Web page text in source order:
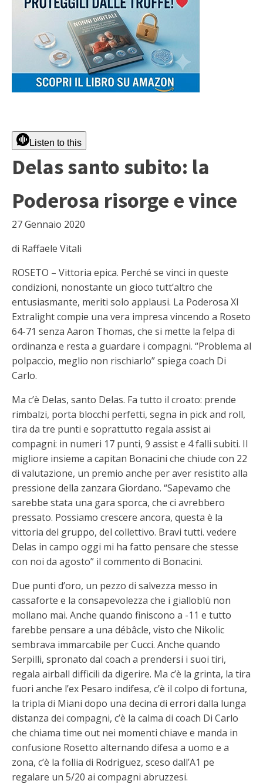
Listen to this
Delas santo subito: la
Poderosa risorge e vince
27 Gennaio 2020
di Raffaele Vitali
ROSETO – Vittoria epica. Perché se vinci in queste
condizioni, nonostante un gioco tutt’altro che
entusiasmante, meriti solo applausi. La Poderosa Xl
Extralight compie una vera impresa vincendo a Roseto
64-71 senza Aaron Thomas, che si mette la felpa di
ordinanza e resta a guardare i compagni. “Problema al
polpaccio, meglio non rischiarlo” spiega coach Di
Carlo.
Ma c’è Delas, santo Delas. Fa tutto il croato: prende
rimbalzi, porta blocchi perfetti, segna in pick and roll,
tira da tre punti e soprattutto regala assist ai
compagni: in numeri 17 punti, 9 assist e 4 falli subiti. Il
migliore insieme a capitan Bonacini che chiude con 22
di valutazione, un premio anche per aver resistito alla
pressione della zanzara Giordano. “Sapevamo che
sarebbe stata una gara sporca, che ci avrebbero
pressato. Possiamo crescere ancora, questa è la
vittoria del gruppo, del collettivo. Bravi tutti. vedere
Delas in campo oggi mi ha fatto pensare che stesse
con noi da agosto” il commento di Bonacini.
Due punti d’oro, un pezzo di salvezza messo in
cassaforte e la consapevolezza che i gialloblù non
mollano mai. Anche quando finiscono a -11 e tutto
farebbe pensare a una débâcle, visto che Nikolic
sembrava immarcabile per Cucci. Anche quando
Serpilli, spronato dal coach a prendersi i suoi tiri,
regala airball difficili da digerire. Ma c’è la grinta, la tira
fuori anche l’ex Pesaro indifesa, c’è il colpo di fortuna,
la tripla di Miani dopo una decina di errori dalla lunga
distanza dei compagni, c’è la calma di coach Di Carlo
che chiama time out nei momenti chiave e manda in
confusione Rosetto alternando difesa a uomo e a
zona, c’è la follia di Rodriguez, sceso dall’A1 pe
regalare un 5/20 ai compagni abruzzesi.